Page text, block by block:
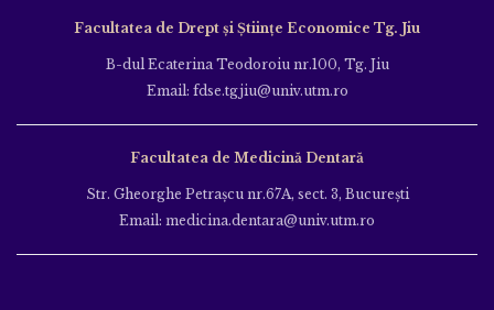
Facultatea de Drept și Științe Economice Tg. Jiu
B-dul Ecaterina Teodoroiu nr.100, Tg. Jiu
Email: fdse.tgjiu@univ.utm.ro
Facultatea de Medicină Dentară
Str. Gheorghe Petraşcu nr.67A, sect. 3, Bucureşti
Email: medicina.dentara@univ.utm.ro